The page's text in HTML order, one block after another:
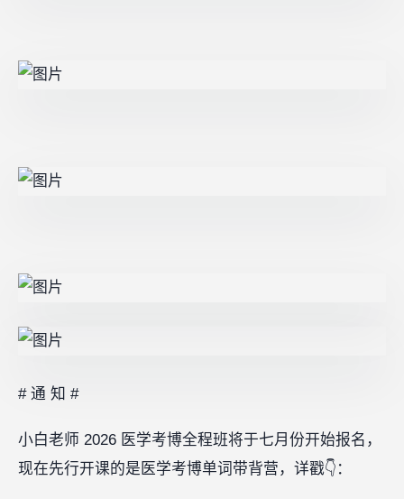
# 通 知 #
小白老师 2026 医学考博全程班将于七月份开始报名，
现在先行开课的是医学考博单词带背营，详戳👇：